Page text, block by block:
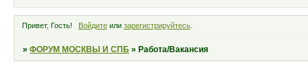
Привет, Гость! Войдитеили зарегистрируйтесь.
»ФОРУМ МОСКВЫ И СПБ »Работа/Вакансия